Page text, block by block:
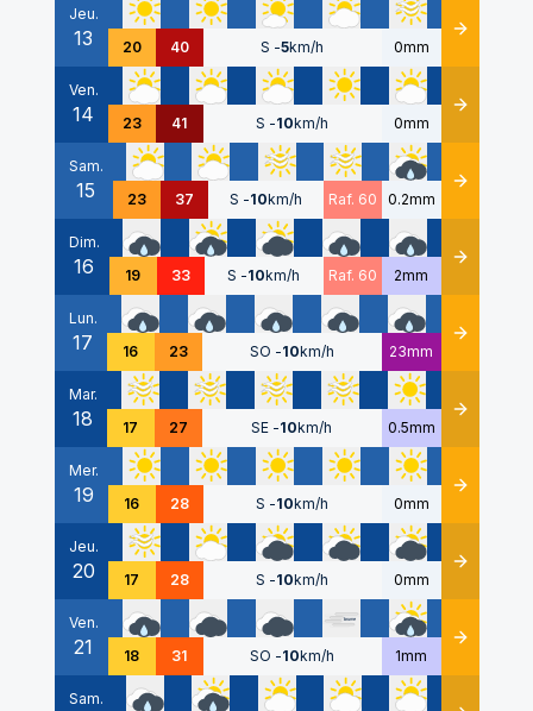
Jeu.
13 20 40 S -5km/h 0mm Détails
Ven.
14 23 41 S -10km/h 0mm Détails
Sam.
15 23 37 S -10km/h Raf. 60 0.2mm Détails
Dim.
16 19 33 S -10km/h Raf. 60 2mm Détails
Lun.
17 16 23 SO -10km/h 23mm Détails
Mar.
18 17 27 SE -10km/h 0.5mm Détails
Mer.
19 16 28 S -10km/h 0mm Détails
Jeu.
20 17 28 S -10km/h 0mm Détails
Ven.
21 18 31 SO -10km/h 1mm Détails
Sam.